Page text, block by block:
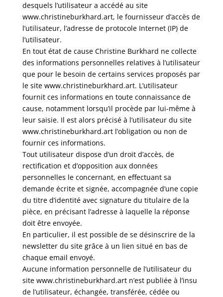
desquels l’utilisateur a accédé au site
www.christineburkhard.art, le fournisseur d’accès de
l’utilisateur, l’adresse de protocole Internet (IP) de
l’utilisateur.
En tout état de cause Christine Burkhard ne collecte
des informations personnelles relatives à l’utilisateur
que pour le besoin de certains services proposés par
le site www.christineburkhard.art. L’utilisateur
fournit ces informations en toute connaissance de
cause, notamment lorsqu’il procède par lui-même à
leur saisie. Il est alors précisé à l’utilisateur du site
www.christineburkhard.art l’obligation ou non de
fournir ces informations.
Tout utilisateur dispose d’un droit d’accès, de
rectification et d’opposition aux données
personnelles le concernant, en effectuant sa
demande écrite et signée, accompagnée d’une copie
du titre d’identité avec signature du titulaire de la
pièce, en précisant l’adresse à laquelle la réponse
doit être envoyée.
En particulier, il est possible de se désinscrire de la
newsletter du site grâce à un lien situé en bas de
chaque email envoyé.
Aucune information personnelle de l’utilisateur du
site www.christineburkhard.art n’est publiée à l’insu
de l’utilisateur, échangée, transférée, cédée ou